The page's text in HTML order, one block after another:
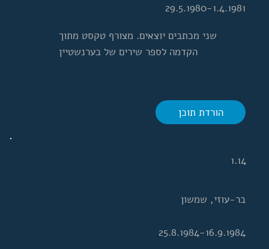
הורדת תוכן
שני מכתבים יוצאים. מצורף טקסט מתוך
הקדמה לספר שירים של בערנשטיין
29.5.1980-1.4.1981
25.8.1984-16.9.1984
בר-עוזי, שמשון
1.14